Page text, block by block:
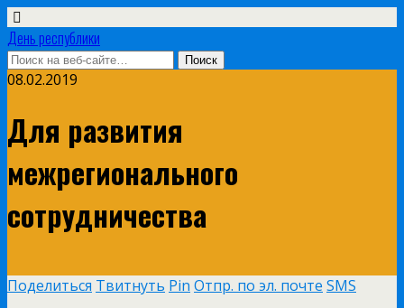
День республики
08.02.2019
Для развития
межрегионального
сотрудничества
Поделиться Твитнуть Pin Отпр. по эл. почте SMS